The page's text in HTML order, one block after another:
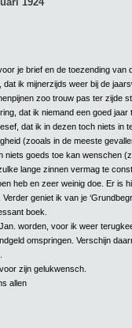
je brief en de toezending van
dat ik mijnerzijds weer bij de
zoo trouw pas ter zijde
dat ik niemand een goed
dat ik in dezen toch niets in
(zooals in de meeste
niets goeds toe kan wenschen
lange zinnen vermag te
heb en zeer weinig doe. Er is
geniet ik van je
boek.
worden, voor ik weer
omspringen. Verschijn
zijn gelukwensch.
allen